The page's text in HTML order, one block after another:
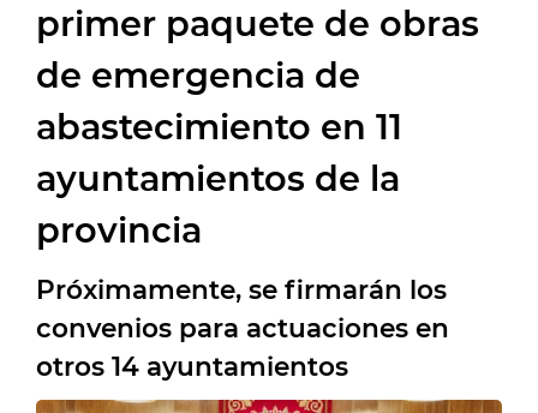
primer paquete de obras
de emergencia de
abastecimiento en 11
ayuntamientos de la
provincia
Próximamente, se firmarán los
convenios para actuaciones en
otros 14 ayuntamientos